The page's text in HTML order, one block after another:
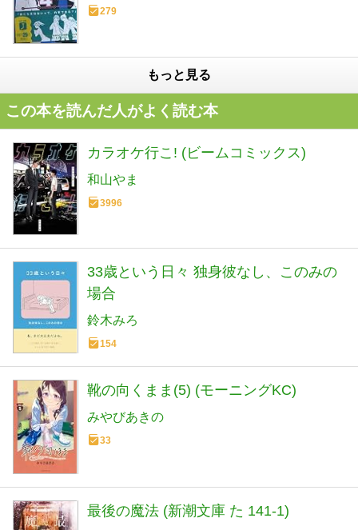
279
もっと見る
この本を読んだ人がよく読む本
カラオケ行こ! (ビームコミックス)
和山やま
3996
33歳という日々 独身彼なし、このみの
場合
鈴木みろ
154
靴の向くまま(5) (モーニングKC)
みやびあきの
33
最後の魔法 (新潮文庫 た 141-1)